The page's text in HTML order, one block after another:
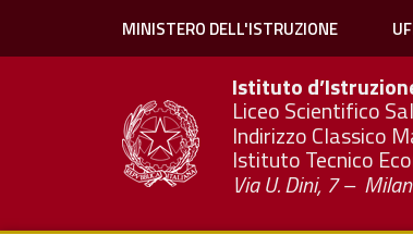
MINISTERO DELL'ISTRUZIONE
Istituto
Liceo Scientifico
Indirizzo Classico
Istituto Tecnico
Via U. Dini, 7 –